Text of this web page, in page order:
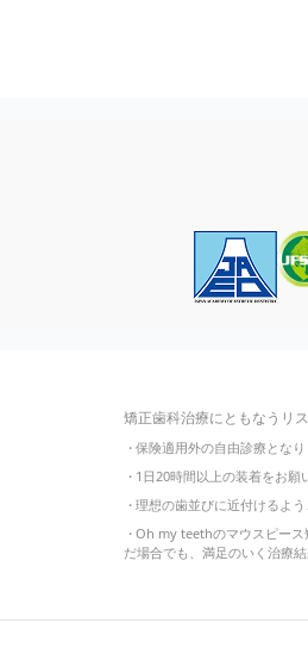
矯正歯科治療にともなうリ
・保険適用外の自由診療となり
・ 1日20時間以上の装着をお願
・理想の歯並びに近付けるよ
・Oh my teethのマウスピース
だ場合でも、満足のいく治療